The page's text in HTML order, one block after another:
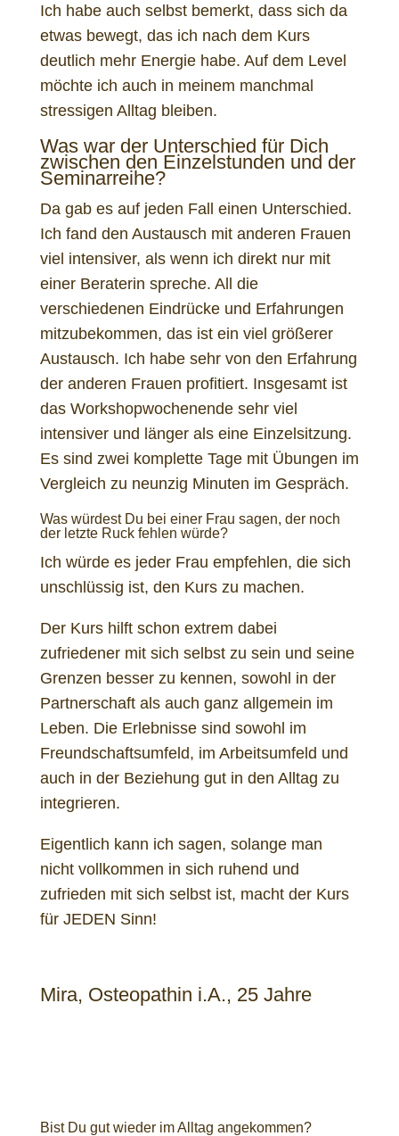
Ich habe auch selbst bemerkt, dass sich da
etwas bewegt, das ich nach dem Kurs
deutlich mehr Energie habe. Auf dem Level
möchte ich auch in meinem manchmal
stressigen Alltag bleiben.
Was war der Unterschied für Dich
zwischen den Einzelstunden und der
Seminarreihe?
Da gab es auf jeden Fall einen Unterschied.
Ich fand den Austausch mit anderen Frauen
viel intensiver, als wenn ich direkt nur mit
einer Beraterin spreche. All die
verschiedenen Eindrücke und Erfahrungen
mitzubekommen, das ist ein viel größerer
Austausch. Ich habe sehr von den Erfahrung
der anderen Frauen profitiert. Insgesamt ist
das Workshopwochenende sehr viel
intensiver und länger als eine Einzelsitzung.
Es sind zwei komplette Tage mit Übungen im
Vergleich zu neunzig Minuten im Gespräch.
Was würdest Du bei einer Frau sagen, der noch
der letzte Ruck fehlen würde?
Ich würde es jeder Frau empfehlen, die sich
unschlüssig ist, den Kurs zu machen.
Der Kurs hilft schon extrem dabei
zufriedener mit sich selbst zu sein und seine
Grenzen besser zu kennen, sowohl in der
Partnerschaft als auch ganz allgemein im
Leben. Die Erlebnisse sind sowohl im
Freundschaftsumfeld, im Arbeitsumfeld und
auch in der Beziehung gut in den Alltag zu
integrieren.
Eigentlich kann ich sagen, solange man
nicht vollkommen in sich ruhend und
zufrieden mit sich selbst ist, macht der Kurs
für JEDEN Sinn!
Mira, Osteopathin i.A., 25 Jahre
Bist Du gut wieder im Alltag angekommen?